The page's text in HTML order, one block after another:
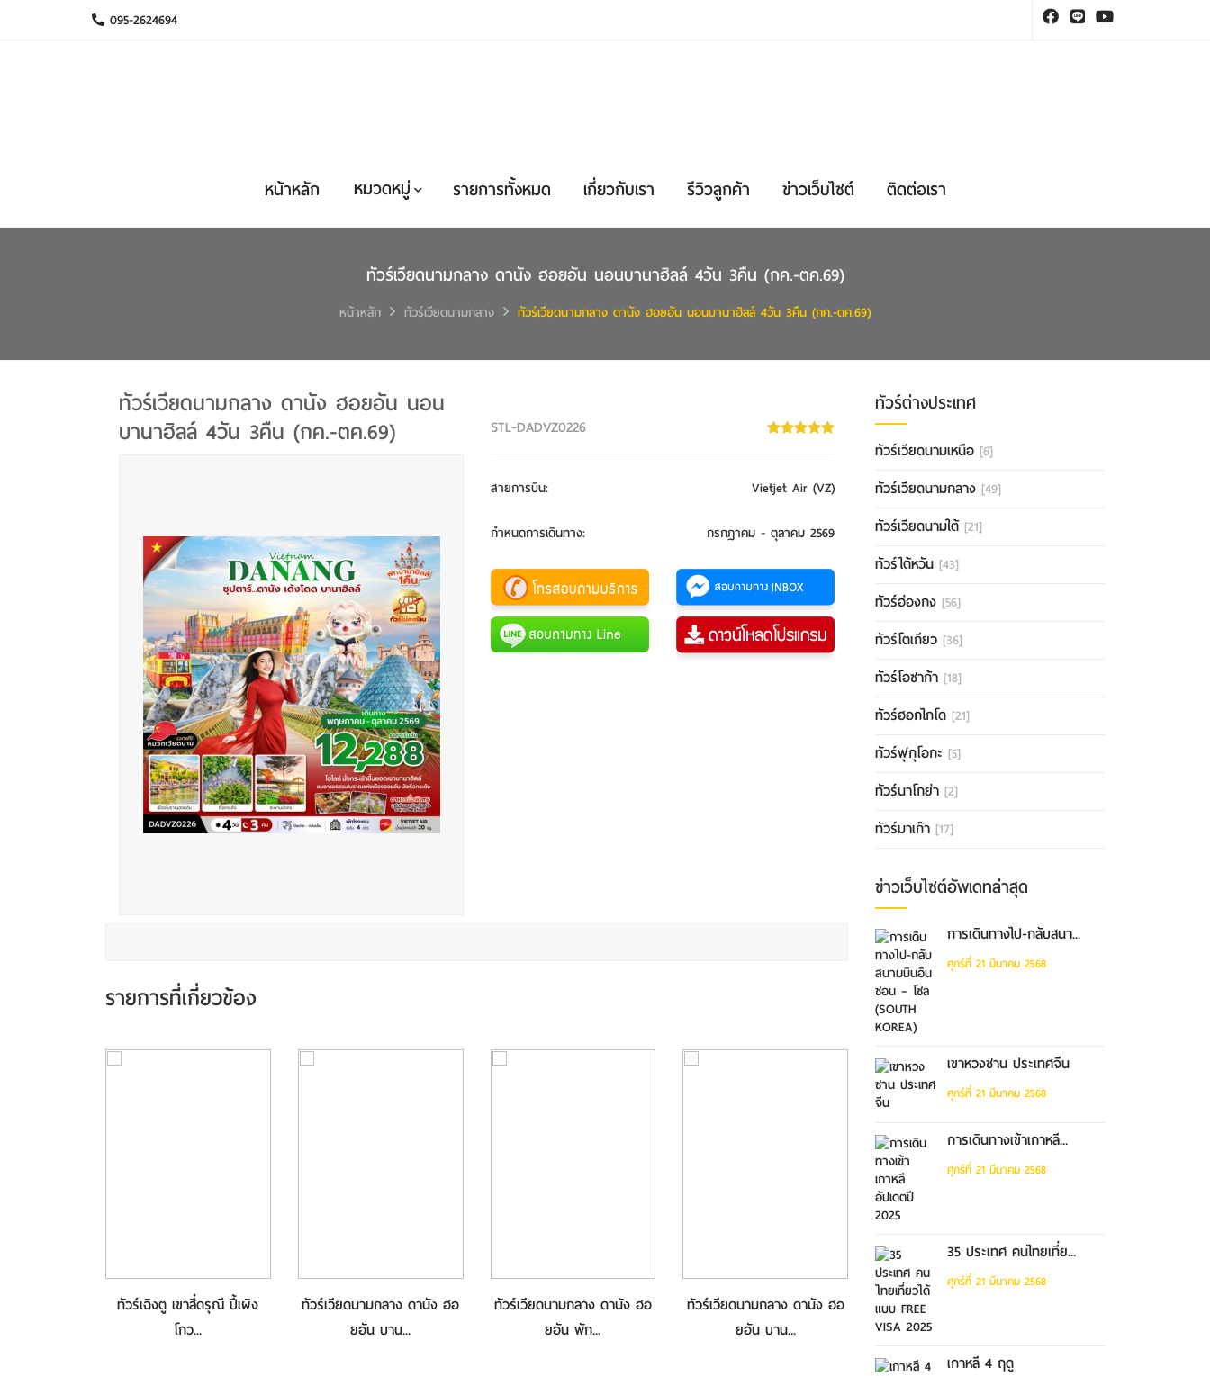
095-2624694
หน้าหลัก หมวดหมู่ รายการทั้งหมด เกี่ยวกับเรา รีวิวลูกค้า ข่าวเว็บไซต์ ติดต่อเรา
ทัวร์เวียดนามกลาง ดานัง ฮอยอัน นอนบานาฮิลล์ 4วัน 3คืน (กค.-ตค.69)
หน้าหลัก ทัวร์เวียดนามกลาง ทัวร์เวียดนามกลาง ดานัง ฮอยอัน นอนบานาฮิลล์ 4วัน 3คืน (กค.-ตค.69)
ทัวร์เวียดนามกลาง ดานัง ฮอยอัน นอน
บานาฮิลล์ 4วัน 3คืน (กค.-ตค.69)
STL-DADVZ0226
สายการบิน: Vietjet Air (VZ)
กำหนดการเดินทาง: กรกฎาคม - ตุลาคม 2569
รายการที่เกี่ยวข้อง
ทัวร์เฉิงตู เขาสี่ดรุณี ปี้เผิง
โกว...
ทัวร์เวียดนามกลาง ดานัง ฮอ
ยอัน บาน...
ทัวร์เวียดนามกลาง ดานัง ฮอ
ยอัน พัก...
ทัวร์เวียดนามกลาง ดานัง ฮอ
ยอัน บาน...
ทัวร์เฉิงตู เขาสี่ดรุณี ปี้เผิง
ทัวร์ต่างประเทศ
ทัวร์เวียดนามเหนือ [6]
ทัวร์เวียดนามกลาง [49]
ทัวร์เวียดนามใต้ [21]
ทัวร์ไต้หวัน [43]
ทัวร์ฮ่องกง [56]
ทัวร์โตเกียว [36]
ทัวร์โอซาก้า [18]
ทัวร์ฮอกไกโด [21]
ทัวร์ฟุกุโอกะ [5]
ทัวร์นาโกย่า [2]
ทัวร์มาเก๊า [17]
ข่าวเว็บไซต์อัพเดทล่าสุด
การเดินทางไป-กลับสนา...
ศุกร์ที่ 21 มีนาคม 2568
เขาหวงซาน ประเทศจีน
ศุกร์ที่ 21 มีนาคม 2568
การเดินทางเข้าเกาหลี...
ศุกร์ที่ 21 มีนาคม 2568
35 ประเทศ คนไทยเที่ย...
ศุกร์ที่ 21 มีนาคม 2568
เกาหลี 4 ฤดู